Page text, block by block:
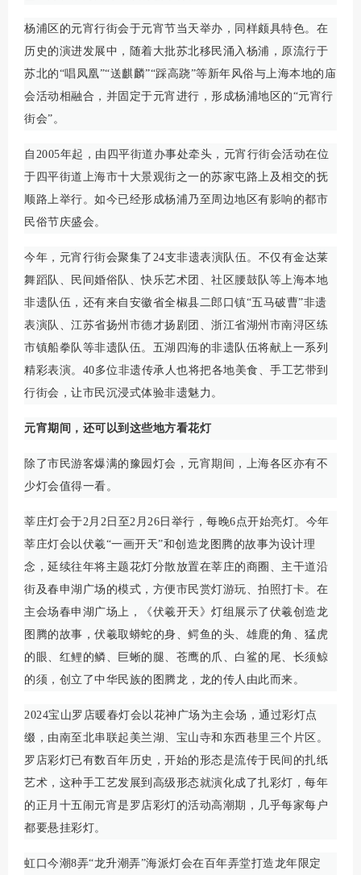
杨浦区的元宵行街会于元宵节当天举办，同样颇具特色。在
历史的演进发展中，随着大批苏北移民涌入杨浦，原流行于
苏北的“唱凤凰”“送麒麟”“踩高跷”等新年风俗与上海本地的庙
会活动相融合，并固定于元宵进行，形成杨浦地区的“元宵行
街会”。
自2005年起，由四平街道办事处牵头，元宵行街会活动在位
于四平街道上海市十大景观街之一的苏家屯路上及相交的抚
顺路上举行。如今已经形成杨浦乃至周边地区有影响的都市
民俗节庆盛会。
今年，元宵行街会聚集了24支非遗表演队伍。不仅有金达莱
舞蹈队、民间婚俗队、快乐艺术团、社区腰鼓队等上海本地
非遗队伍，还有来自安徽省全椒县二郎口镇“五马破曹”非遗
表演队、江苏省扬州市德才扬剧团、浙江省湖州市南浔区练
市镇船拳队等非遗队伍。五湖四海的非遗队伍将献上一系列
精彩表演。40多位非遗传承人也将把各地美食、手工艺带到
行街会，让市民沉浸式体验非遗魅力。
元宵期间，还可以到这些地方看花灯
除了市民游客爆满的豫园灯会，元宵期间，上海各区亦有不
少灯会值得一看。
莘庄灯会于2月2日至2月26日举行，每晚6点开始亮灯。今年
莘庄灯会以伏羲“一画开天”和创造龙图腾的故事为设计理
念，延续往年将主题花灯分散放置在莘庄的商圈、主干道沿
街及春申湖广场的模式，方便市民赏灯游玩、拍照打卡。在
主会场春申湖广场上，《伏羲开天》灯组展示了伏羲创造龙
图腾的故事，伏羲取蟒蛇的身、鳄鱼的头、雄鹿的角、猛虎
的眼、红鲤的鳞、巨蜥的腿、苍鹰的爪、白鲨的尾、长须鲸
的须，创立了中华民族的图腾龙，龙的传人由此而来。
2024宝山罗店暖春灯会以花神广场为主会场，通过彩灯点
缀，由南至北串联起美兰湖、宝山寺和东西巷里三个片区。
罗店彩灯已有数百年历史，开始的形态是流传于民间的扎纸
艺术，这种手工艺发展到高级形态就演化成了扎彩灯，每年
的正月十五闹元宵是罗店彩灯的活动高潮期，几乎每家每户
都要悬挂彩灯。
虹口今潮8弄“龙升潮弄”海派灯会在百年弄堂打造龙年限定